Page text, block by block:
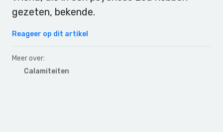
gezeten, bekende.
Reageer op dit artikel
Meer over:
Calamiteiten